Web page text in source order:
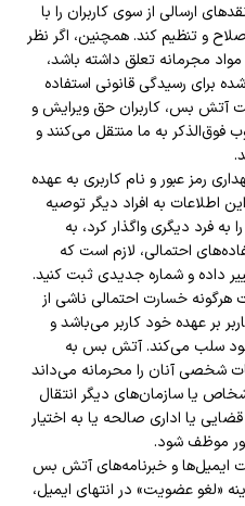
ارسالی از سوی کاربران را با
و تنظیم کند. همچنین، اگر نظر
مجرمانه تعلق داشته باشد،
برای رسیدگی قانونی استفاده
آتش بس، کاربران حق ویرایش و
فوق‌الذکر به ما منتقل می‌کنند و
.
رمز عبور و نام کاربری به عهده
اطلاعات به افراد دیگر توصیه
به فرد دیگری واگذار کرد، به
احتمالی، لازم است که
داده و شماره جدیدی ثبت کنید.
هرگونه خسارت احتمالی ناشی از
بر عهده خود کاربر می‌باشد و
خود سلب می‌کند. آتش بس به
شخصی آنان را محرمانه می‌داند
یا سازمان‌های دیگر انتقال
یا اداری صالحه یا به اختیار
موظف شود.
ایمیل‌ها و خبرنامه‌های آتش بس
«لغو عضویت» در انتهای ایمیل،